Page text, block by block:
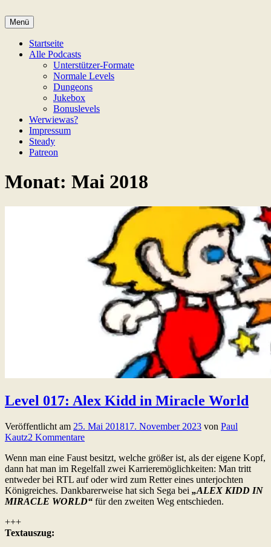
Inhalt
springen
Game Not Over
Menü
Startseite
Alle Podcasts
Unterstützer-Formate
Normale Levels
Dungeons
Jukebox
Bonuslevels
Werwiewas?
Impressum
Steady
Patreon
Monat: Mai 2018
Level 017: Alex Kidd in Miracle World
Veröffentlicht am 25. Mai 201817. November 2023 von Paul
Kautz2 Kommentare
Wenn man eine Faust besitzt, welche größer ist, als der eigene Kopf,
dann hat man im Regelfall zwei Karrieremöglichkeiten: Man tritt
entweder bei RTL auf oder wird zum Retter eines unterjochten
Königreiches. Dankbarerweise hat sich Sega bei „ALEX KIDD IN
MIRACLE WORLD“ für den zweiten Weg entschieden.
+++
Textauszug: